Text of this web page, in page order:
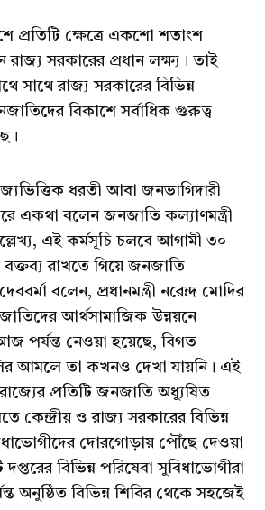
প্রতিটি ক্ষেত্রে একশো শতাংশ
রাজ্য সরকারের প্রধান লক্ষ্য। তাই
সাথে রাজ্য সরকারের বিভিন্ন
বিকাশে সর্বাধিক গুরুত্ব
ধরতী আবা জনভাগিদারী
একথা বলেন জনজাতি কল্যাণমন্ত্রী
এই কর্মসূচি চলবে আগামী ৩০
বক্তব্য রাখতে গিয়ে জনজাতি
বলেন, প্রধানমন্ত্রী নরেন্দ্র মোদির
আর্থসামাজিক উন্নয়নে
পর্যন্ত নেওয়া হয়েছে, বিগত
আমলে তা কখনও দেখা যায়নি। এই
প্রতিটি জনজাতি অধ্যুষিত
কেন্দ্রীয় ও রাজ্য সরকারের বিভিন্ন
দোরগোড়ায় পৌঁছে দেওয়া
বিভিন্ন পরিষেবা সুবিধাভোগীরা
অনুষ্ঠিত বিভিন্ন শিবির থেকে সহজেই